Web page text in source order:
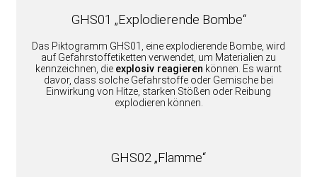
GHS01 „Explodierende Bombe“
Das Piktogramm GHS01, eine explodierende Bombe, wird
auf Gefahrstoffetiketten verwendet, um Materialien zu
kennzeichnen, die explosiv reagieren können. Es warnt
davor, dass solche Gefahrstoffe oder Gemische bei
Einwirkung von Hitze, starken Stößen oder Reibung
explodieren können.
GHS02 „Flamme“